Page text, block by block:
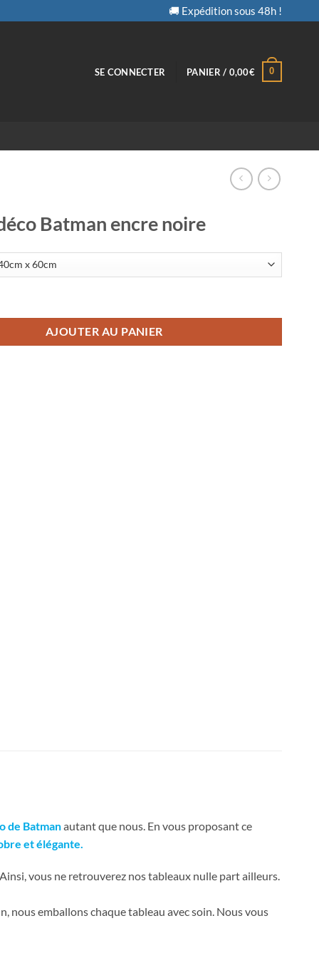
🚚 Expédition sous 48h !
SE CONNECTER PANIER / 0,00€ 0
Batman encre noire
AJOUTER AU PANIER
de Batmanautant que nous. En vous proposant ce
et élégante.
vous ne retrouverez nos tableaux nulle part ailleurs.
nous emballons chaque tableau avec soin. Nous vous